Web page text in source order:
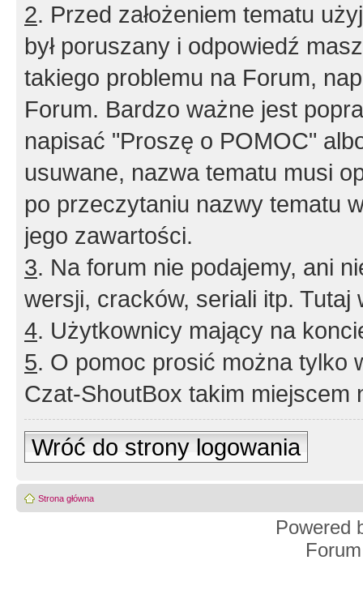
2. Przed założeniem tematu
był poruszany i odpowiedź
takiego problemu na Forum,
Forum. Bardzo ważne jest
napisać "Proszę o POMOC"
usuwane, nazwa tematu musi
po przeczytaniu nazwy tematu
jego zawartości.
3. Na forum nie podajemy, ani
wersji, cracków, seriali itp. Tutaj
4. Użytkownicy mający na
5. O pomoc prosić można tylko
Czat-ShoutBox takim miejscem
Wróć do strony logowania
Strona główna
Powered